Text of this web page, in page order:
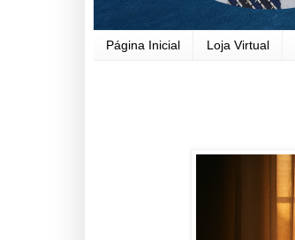
Página Inicial Loja Virtual